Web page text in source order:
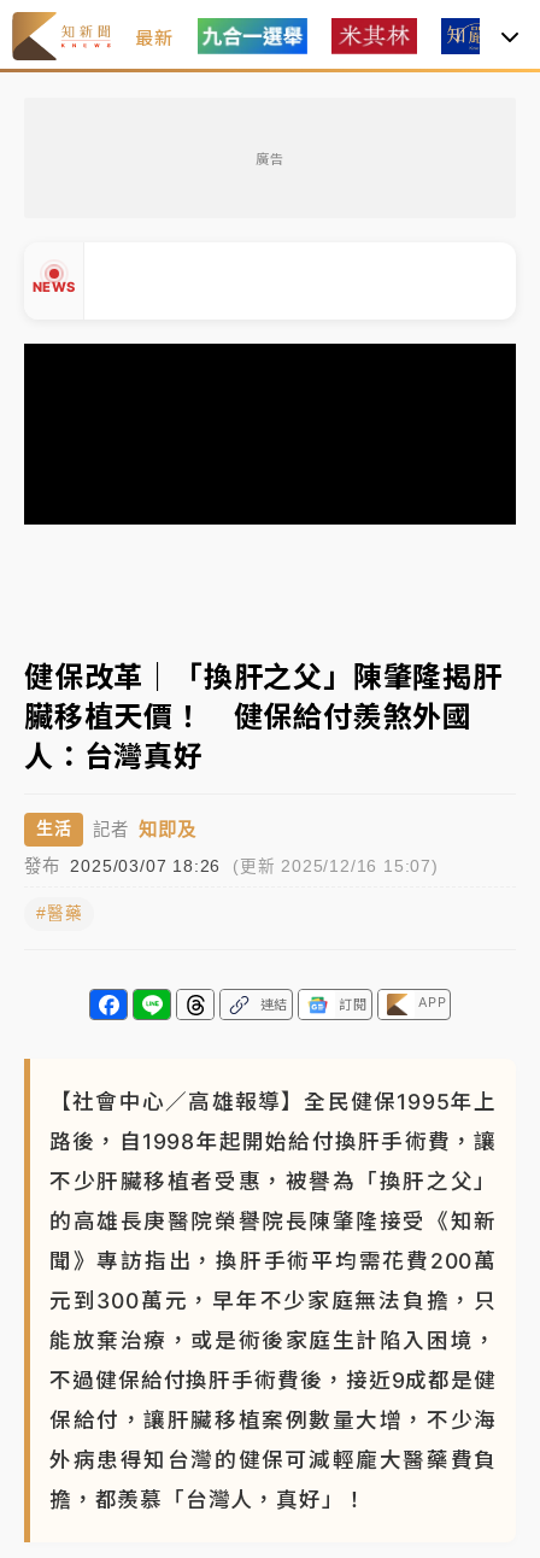
最新
廣告
NEWS
故宮《龍藏經》特展第2檔！今線上預約開賣一度塞車
周六起展出延長至晚上7時
台東農業處長涉圖利渡假村！東檢抗告成功 今重開羈
及載板皆走弱
周六起展出延長至晚上7時
台東農業處長涉圖利渡假村！東檢抗告成功 今重開羈
押庭
父親節泡湯了！中颱白海豚雨彈轟3天 「紅到發紫」降
雨熱區曝
健保改革｜「換肝之父」陳肇隆揭肝
臟移植天價！ 健保給付羨煞外國
人：台灣真好
生活 記者 知即及
發布 2025/03/07 18:26 (更新 2025/12/16 15:07)
#醫藥
連結 訂閱 APP
【社會中心／高雄報導】全民健保1995年上
路後，自1998年起開始給付換肝手術費，讓
不少肝臟移植者受惠，被譽為「換肝之父」
的高雄長庚醫院榮譽院長陳肇隆接受《知新
聞》專訪指出，換肝手術平均需花費200萬
元到300萬元，早年不少家庭無法負擔，只
能放棄治療，或是術後家庭生計陷入困境，
不過健保給付換肝手術費後，接近9成都是健
保給付，讓肝臟移植案例數量大增，不少海
外病患得知台灣的健保可減輕龐大醫藥費負
擔，都羨慕「台灣人，真好」！